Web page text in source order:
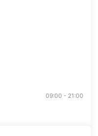
09:00 - 21:00